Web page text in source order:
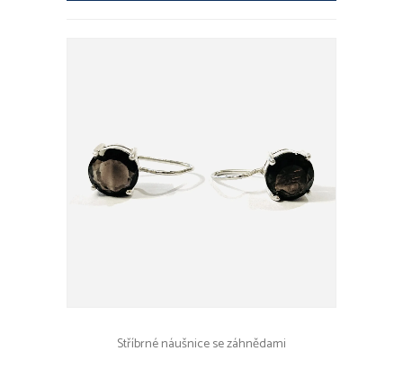
Stříbrné náušnice se záhnědami